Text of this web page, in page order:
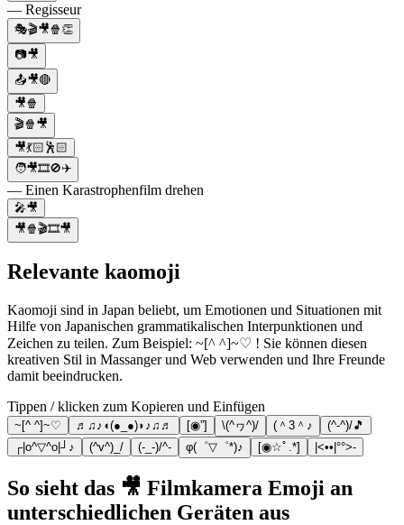
— Regisseur
🎭🎬🎥🍿👏
📷🎥
📤🎥🔴
🎥🍿
🎬🍿🎥
🎥💃🏻🕺🏻
🧑🎥🎞🚫✈️
— Einen Karastrophenfilm drehen
🎤🎥
🎥🍿🎬🎞️🎥
Relevante kaomoji
Kaomoji sind in Japan beliebt, um Emotionen und Situationen mit
Hilfe von Japanischen grammatikalischen Interpunktionen und
Zeichen zu teilen. Zum Beispiel: ~[^ ^]~♡ ! Sie können diesen
kreativen Stil in Massanger und Web verwenden und Ihre Freunde
damit beeindrucken.
Tippen / klicken zum Kopieren und Einfügen
~[^ ^]~♡ ♬♫♪◖(●_●)◗♪♫♬ [◉”] \(^ヮ^)/ (＾3＾♪
(^-^)/🎵
┌|o^▽^o|┘♪
(^v^)_/ (-_-)/^- φ(゜▽゜*)♪ [◉☆ﾟ.*] |<••|°°>-
So sieht das 🎥 Filmkamera Emoji an
unterschiedlichen Geräten aus